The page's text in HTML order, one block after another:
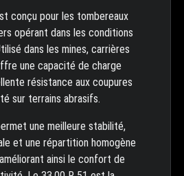
conçu pour les tombereaux
opérant dans les conditions
dans les mines, carrières
une capacité de charge
résistance aux coupures
sur terrains abrasifs.
une meilleure stabilité,
et une répartition homogène
ainsi le confort de